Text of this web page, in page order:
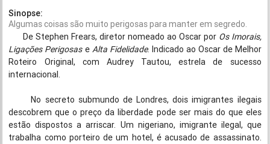
Sinopse:
Algumas coisas são muito perigosas para manter em segredo.
De Stephen Frears, diretor nomeado ao Oscar por Os Imorais,
Ligações Perigosase Alta Fidelidade. Indicado ao Oscar de Melhor
Roteiro Original, com Audrey Tautou, estrela de sucesso
internacional.
No secreto submundo de Londres, dois imigrantes ilegais
descobrem que o preço da liberdade pode ser mais do que eles
estão dispostos a arriscar. Um nigeriano, imigrante ilegal, que
trabalha como porteiro de um hotel, é acusado de assassinato.